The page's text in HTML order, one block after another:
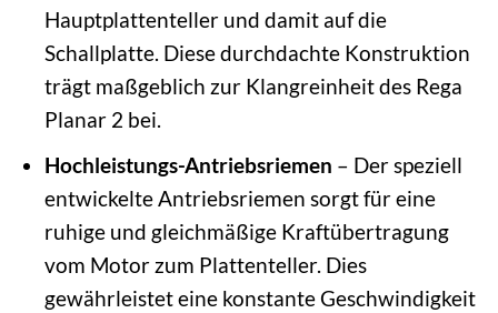
Hauptplattenteller und damit auf die
Schallplatte. Diese durchdachte Konstruktion
trägt maßgeblich zur Klangreinheit des Rega
Planar 2 bei.
Hochleistungs-Antriebsriemen – Der speziell
entwickelte Antriebsriemen sorgt für eine
ruhige und gleichmäßige Kraftübertragung
vom Motor zum Plattenteller. Dies
gewährleistet eine konstante Geschwindigkeit